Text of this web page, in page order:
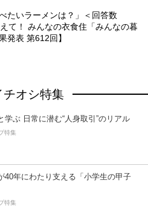
たいラーメンは？」＜回答数
て！ みんなの衣食住「みんなの暮
発表 第612回】
チオシ特集
学ぶ 日常に潜む“人身取引”のリアル
特集
40年にわたり支える「小学生の甲子
特集